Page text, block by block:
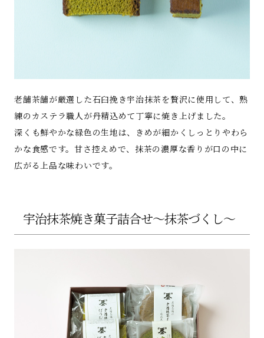
老舗茶舗が厳選した石臼挽き宇治抹茶を贅沢に使用して、熟
練のカステラ職人が丹精込めて丁寧に焼き上げました。
深くも鮮やかな緑色の生地は、きめが細かくしっとりやわら
かな食感です。甘さ控えめで、抹茶の濃厚な香りが口の中に
広がる上品な味わいです。
宇治抹茶焼き菓子詰合せ～抹茶づくし～